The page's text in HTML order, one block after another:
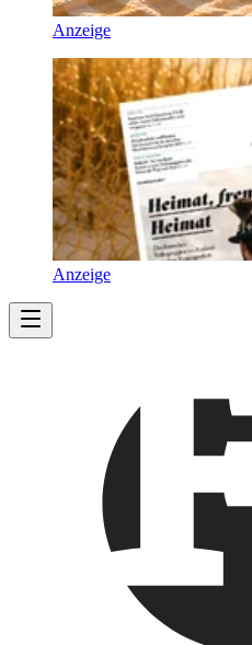
Anzeige
Anzeige